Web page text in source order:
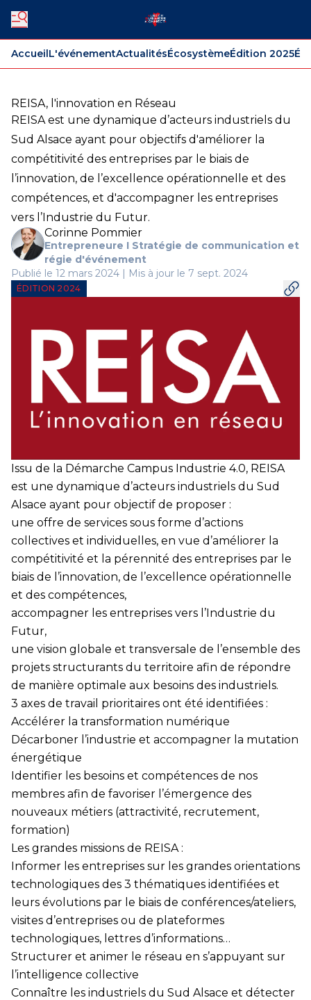
AccueilL'événementActualitésÉcosystèmeÉdition 2025
REISA, l'innovation en Réseau
REISA est une dynamique d’acteurs industriels du
Sud Alsace ayant pour objectifs d'améliorer la
compétitivité des entreprises par le biais de
l’innovation, de l’excellence opérationnelle et des
compétences, et d'accompagner les entreprises
vers l’Industrie du Futur.
Corinne Pommier
Entrepreneure I Stratégie de communication et
régie d'événement
Publié le 12 mars 2024 | Mis à jour le 7 sept. 2024
ÉDITION 2024
Issu de la Démarche Campus Industrie 4.0, REISA
est une dynamique d’acteurs industriels du Sud
Alsace ayant pour objectif de proposer :
une offre de services sous forme d’actions
collectives et individuelles, en vue d’améliorer la
compétitivité et la pérennité des entreprises par le
biais de l’innovation, de l’excellence opérationnelle
et des compétences,
accompagner les entreprises vers l’Industrie du
Futur,
une vision globale et transversale de l’ensemble des
projets structurants du territoire afin de répondre
de manière optimale aux besoins des industriels.
3 axes de travail prioritaires ont été identifiées :
Accélérer la transformation numérique
Décarboner l’industrie et accompagner la mutation
énergétique
Identifier les besoins et compétences de nos
membres afin de favoriser l’émergence des
nouveaux métiers (attractivité, recrutement,
formation)
Les grandes missions de REISA :
Informer les entreprises sur les grandes orientations
technologiques des 3 thématiques identifiées et
leurs évolutions par le biais de conférences/ateliers,
visites d’entreprises ou de plateformes
technologiques, lettres d’informations…
Structurer et animer le réseau en s’appuyant sur
l’intelligence collective
Connaître les industriels du Sud Alsace et détecter